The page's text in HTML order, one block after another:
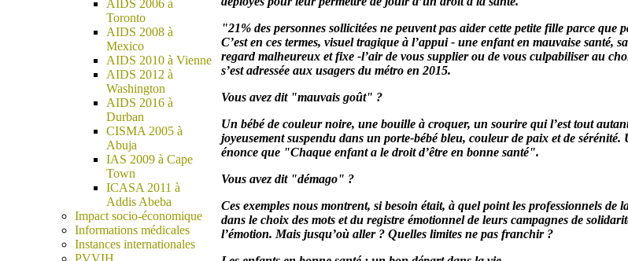
AIDS 2006 à
Toronto
AIDS 2008 à
Mexico
AIDS 2010 à Vienne
AIDS 2012 à
Washington
AIDS 2016 à
Durban
CISMA 2005 à
Abuja
IAS 2009 à Cape
Town
ICASA 2011 à
Addis Abeba
Impact socio-économique
Informations médicales
Instances internationales
PVVIH
"21% des personnes sollicitées ne peuvent pas aider cette petite fille parce
C’est en ces termes, visuel tragique à l’appui - une enfant en mauvaise santé,
regard malheureux et fixe -l’air de vous supplier ou de vous culpabiliser au
s’est adressée aux usagers du métro en 2015.
Vous avez dit "mauvais goût" ?
Un bébé de couleur noire, une bouille à croquer, un sourire qui l’est tout
joyeusement suspendu dans un porte-bébé bleu, couleur de paix et de
énonce que "Chaque enfant a le droit d’être en bonne santé".
Vous avez dit "démago" ?
Ces exemples nous montrent, si besoin était, à quel point les professionnels de
dans le choix des mots et du registre émotionnel de leurs campagnes de
l’émotion. Mais jusqu’où aller ? Quelles limites ne pas franchir ?